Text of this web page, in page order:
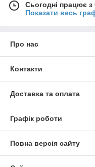
Сьогодні працює з
Показати весь
Про нас
Контакти
Доставка та оплата
Графік роботи
Повна версія сайту